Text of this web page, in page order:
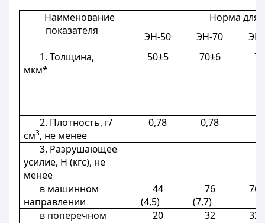
Наименование
показателя
Норма для
ЭН-50
ЭН-70
1. Толщина,
мкм*
50±5 70±6
2. Плотность, г/
см3, не менее
0,78 0,78
3. Разрушающее
усилие, Н (кгс), не
менее
в машинном
направлении
44
(4,5)
76
(7,7)
76
в поперечном
20
32
32